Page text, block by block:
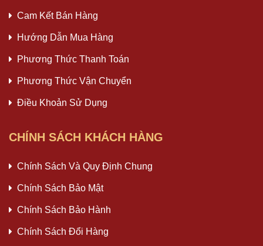
Cam Kết Bán Hàng
Hướng Dẫn Mua Hàng
Phương Thức Thanh Toán
Phương Thức Vận Chuyển
Điều Khoản Sử Dụng
CHÍNH SÁCH KHÁCH HÀNG
Chính Sách Và Quy Định Chung
Chính Sách Bảo Mật
Chính Sách Bảo Hành
Chính Sách Đổi Hàng